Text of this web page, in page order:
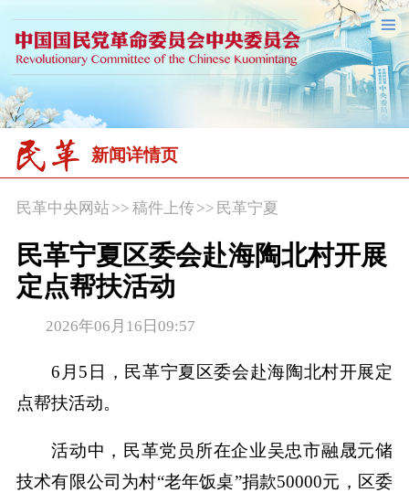
新闻详情页
民革中央网站>> 稿件上传 >> 民革宁夏
民革宁夏区委会赴海陶北村开展
定点帮扶活动
2026年06月16日09:57
6月5日，民革宁夏区委会赴海陶北村开展定
点帮扶活动。
活动中，民革党员所在企业吴忠市融晟元储
技术有限公司为村“老年饭桌”捐款50000元，区委